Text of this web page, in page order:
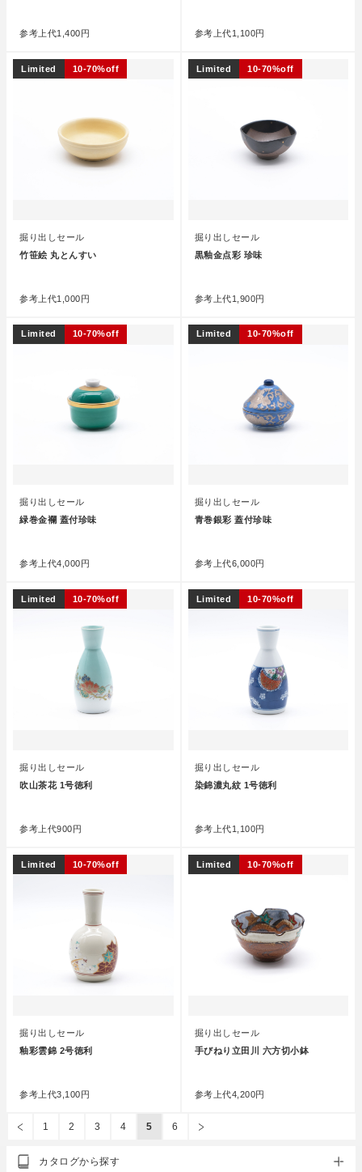
参考上代1,400円 参考上代1,100円
掘り出しセール
竹笹絵 丸とんすい
参考上代1,000円
Limited 10-70%off
掘り出しセール
黒釉金点彩 珍味
参考上代1,900円
Limited 10-70%off
掘り出しセール
緑巻金襴 蓋付珍味
参考上代4,000円
Limited 10-70%off
掘り出しセール
青巻銀彩 蓋付珍味
参考上代6,000円
Limited 10-70%off
掘り出しセール
吹山茶花 1号徳利
参考上代900円
Limited 10-70%off
掘り出しセール
染錦濃丸紋 1号徳利
参考上代1,100円
Limited 10-70%off
掘り出しセール
釉彩雲錦 2号徳利
参考上代3,100円
Limited 10-70%off
掘り出しセール
手びねり立田川 六方切小鉢
参考上代4,200円
Limited 10-70%off
1 2 3 4 5 6
カタログから探す